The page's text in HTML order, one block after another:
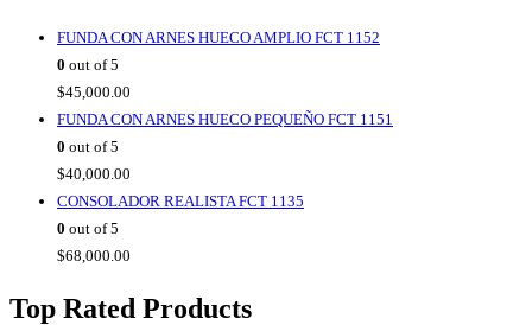
FUNDA CON ARNES HUECO AMPLIO FCT 1152
0 out of 5
$45,000.00
FUNDA CON ARNES HUECO PEQUEÑO FCT 1151
0 out of 5
$40,000.00
CONSOLADOR REALISTA FCT 1135
0 out of 5
$68,000.00
Top Rated Products